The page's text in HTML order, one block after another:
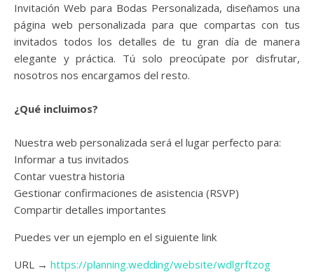
Invitación Web para Bodas Personalizada, diseñamos una
página web personalizada para que compartas con tus
invitados todos los detalles de tu gran día de manera
elegante y práctica. Tú solo preocúpate por disfrutar,
nosotros nos encargamos del resto.
¿Qué incluimos?
Nuestra web personalizada será el lugar perfecto para:
Informar a tus invitados
Contar vuestra historia
Gestionar confirmaciones de asistencia (RSVP)
Compartir detalles importantes
Puedes ver un ejemplo en el siguiente link
URL → https://planning.wedding/website/wdlgrftzog